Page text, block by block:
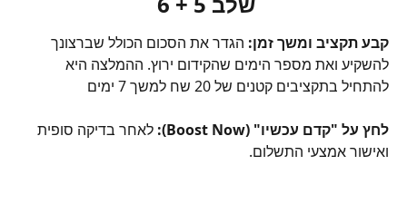
קבע תקציב ומשך זמן: הגדר את הסכום הכולל שברצונך
להשקיע ואת מספר הימים שהקידום ירוץ. ההמלצה היא
להתחיל בתקציבים קטנים של 20 שח למשך 7 ימים
לחץ על "קדם עכשיו" (Boost Now):
לאחר בדיקה סופית
ואישור אמצעי התשלום.